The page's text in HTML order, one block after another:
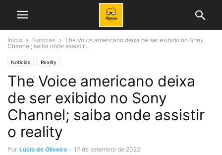
Início Noticias
The Voice americano deixa de ser exibido no Sony
Channel; saiba onde assistir...
Noticias Reality
The Voice americano deixa
de ser exibido no Sony
Channel; saiba onde assistir
o reality
Por Lúcio de Oliveira - 17 de setembro de 2022